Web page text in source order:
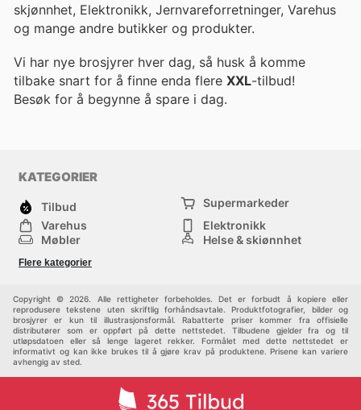
skjønnhet, Elektronikk, Jernvareforretninger, Varehus
og mange andre butikker og produkter.
Vi har nye brosjyrer hver dag, så husk å komme
tilbake snart for å finne enda flere XXL-tilbud!
Besøk for å begynne å spare i dag.
KATEGORIER
Tilbud
Supermarkeder
Varehus
Elektronikk
Møbler
Helse & skjønnhet
Sport
Flere kategorier
Copyright © 2026. Alle rettigheter forbeholdes. Det er forbudt å kopiere eller
reprodusere tekstene uten skriftlig forhåndsavtale. Produktfotografier, bilder og
brosjyrer er kun til illustrasjonsformål. Rabatterte priser kommer fra offisielle
distributører som er oppført på dette nettstedet. Tilbudene gjelder fra og til
utløpsdatoen eller så lenge lageret rekker. Formålet med dette nettstedet er
informativt og kan ikke brukes til å gjøre krav på produktene. Prisene kan variere
avhengig av sted.